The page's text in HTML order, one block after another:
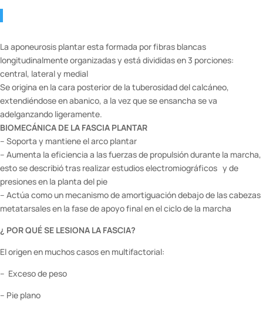
La aponeurosis plantar esta formada por fibras blancas
longitudinalmente organizadas y está divididas en 3 porciones:
central, lateral y medial
Se origina en la cara posterior de la tuberosidad del calcáneo,
extendiéndose en abanico, a la vez que se ensancha se va
adelganzando ligeramente.
BIOMECÁNICA DE LA FASCIA PLANTAR
– Soporta y mantiene el arco plantar
– Aumenta la eficiencia a las fuerzas de propulsión durante la marcha,
esto se describió tras realizar estudios electromiográficos y de
presiones en la planta del pie
– Actúa como un mecanismo de amortiguación debajo de las cabezas
metatarsales en la fase de apoyo final en el ciclo de la marcha
¿ POR QUÉ SE LESIONA LA FASCIA?
El origen en muchos casos en multifactorial:
– Exceso de peso
– Pie plano